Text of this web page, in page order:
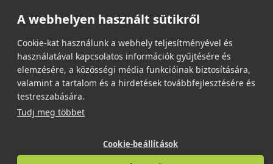
A webhelyen használt sütikről
Cookie-kat használunk a webhely teljesítményével és
használatával kapcsolatos információk gyűjtésére és
elemzésére, a közösségi média funkcióinak biztosítására,
valamint a tartalom és a hirdetések továbbfejlesztésére és
testreszabására.
Tudj meg többet
Cookie-beállítások
elfogadom az adatvédelmi szabályzatot
© 2026 | Minden jog fenntartva!